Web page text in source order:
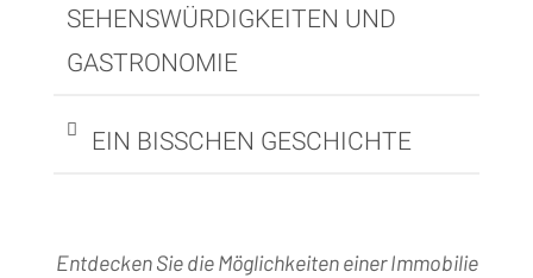
SEHENSWÜRDIGKEITEN UND
GASTRONOMIE
EIN BISSCHEN GESCHICHTE
Entdecken Sie die Möglichkeiten einer Immobilie